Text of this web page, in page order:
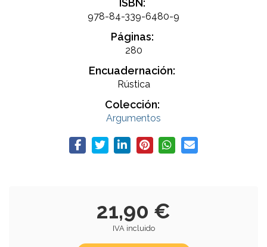
ISBN:
978-84-339-6480-9
Páginas:
280
Encuadernación:
Rústica
Colección:
Argumentos
21,90 €
IVA incluido